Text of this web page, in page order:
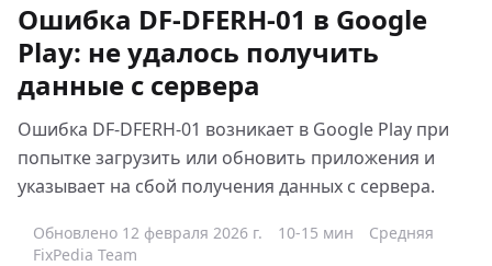
Ошибка DF-DFERH-01 в Google
Play: не удалось получить
данные с сервера
Ошибка DF-DFERH-01 возникает в Google Play при
попытке загрузить или обновить приложения и
указывает на сбой получения данных с сервера.
Обновлено 12 февраля 2026 г. 10-15 мин
Средняя
FixPedia Team